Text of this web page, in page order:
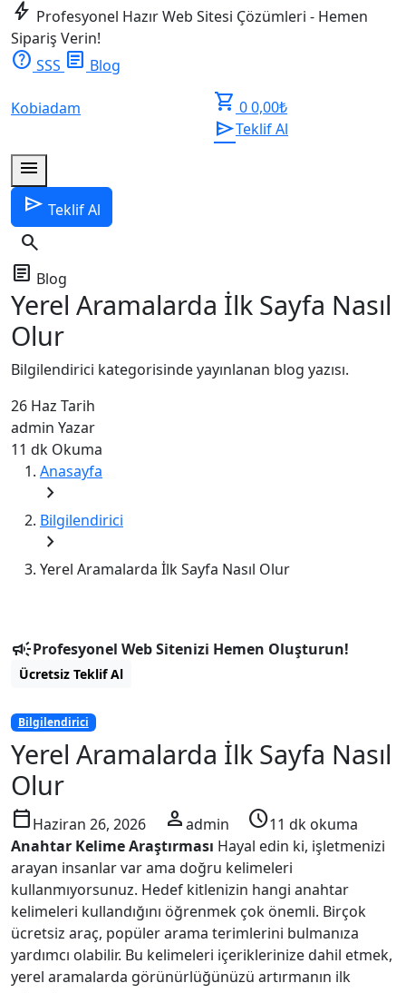
bolt Profesyonel Hazır Web Sitesi Çözümleri - Hemen
Sipariş Verin!
help SSS article Blog
Kobiadam shopping_cart 00,00₺
sendTeklif Al
menu
send Teklif Al
search
article Blog
Yerel Aramalarda İlk Sayfa Nasıl
Olur
Bilgilendirici kategorisinde yayınlanan blog yazısı.
26 Haz Tarih
admin Yazar
11 dk Okuma
Anasayfa
chevron_right
Bilgilendirici
chevron_right
Yerel Aramalarda İlk Sayfa Nasıl Olur
campaignProfesyonel Web Sitenizi Hemen Oluşturun!
Ücretsiz Teklif Al
Bilgilendirici
Yerel Aramalarda İlk Sayfa Nasıl
Olur
calendar_todayHaziran 26, 2026 personadmin schedule11 dk okuma
Anahtar Kelime Araştırması Hayal edin ki, işletmenizi
arayan insanlar var ama doğru kelimeleri
kullanmıyorsunuz. Hedef kitlenizin hangi anahtar
kelimeleri kullandığını öğrenmek çok önemli. Birçok
ücretsiz araç, popüler arama terimlerini bulmanıza
yardımcı olabilir. Bu kelimeleri içeriklerinize dahil etmek,
yerel aramalarda görünürlüğünüzü artırmanın ilk